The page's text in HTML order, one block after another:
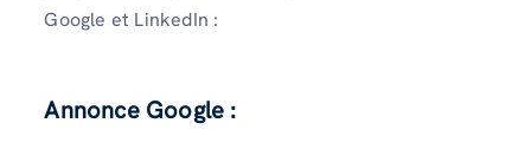
Google et LinkedIn :
Annonce Google :